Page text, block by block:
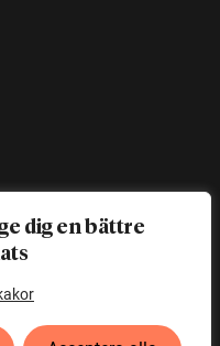
dig en bättre